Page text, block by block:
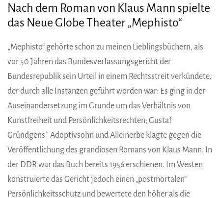
Nach dem Roman von Klaus Mann spielte
das Neue Globe Theater „Mephisto“
„Mephisto“ gehörte schon zu meinen Lieblingsbüchern, als
vor 50 Jahren das Bundesverfassungsgericht der
Bundesrepublik sein Urteil in einem Rechtsstreit verkündete,
der durch alle Instanzen geführt worden war: Es ging in der
Auseinandersetzung im Grunde um das Verhältnis von
Kunstfreiheit und Persönlichkeitsrechten; Gustaf
Gründgens` Adoptivsohn und Alleinerbe klagte gegen die
Veröffentlichung des grandiosen Romans von Klaus Mann. In
der DDR war das Buch bereits 1956 erschienen. Im Westen
konstruierte das Gericht jedoch einen „postmortalen“
Persönlichkeitsschutz und bewertete den höher als die